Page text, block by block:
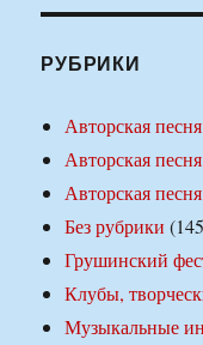
РУБРИКИ
Авторская
Авторская
Авторская
Без рубрики
Грушинский
Клубы,
Музыкальные